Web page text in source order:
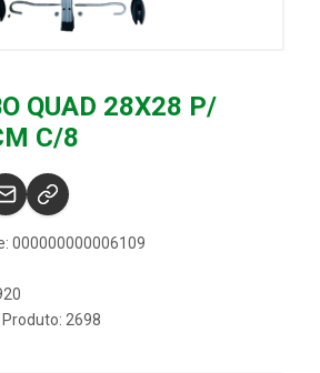
QUAD 28X28 P/
C/8
000000000006109
2698